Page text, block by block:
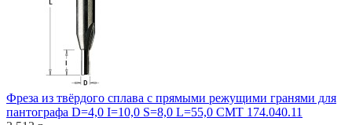
Фреза из твёрдого сплава с прямыми режущими гранями для
пантографа D=4,0 I=10,0 S=8,0 L=55,0 CMT 174.040.11